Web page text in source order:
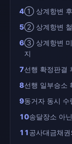
4① 상계항변 후
5② 상계항변 철
6③ 상계항변 미
지
7선행 확정판결
8선행 일부승소
9동거자 동시 수
10송달장소 아
11공사대금채